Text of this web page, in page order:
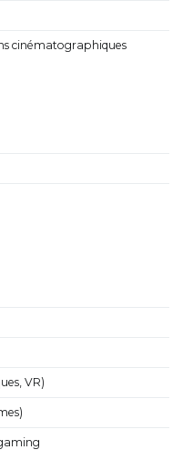
cinématographiques
VR)